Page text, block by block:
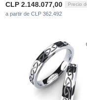
CLP 2.148.077,00 Precio
a partir de CLP 362.492